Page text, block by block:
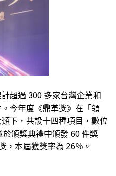
超過 300 多家台灣企業和
今年度《鼎革獎》在「領
下，共設十四種項目，數位
頒獎典禮中頒發 60 件獎
，本屆獲獎率為 26％。